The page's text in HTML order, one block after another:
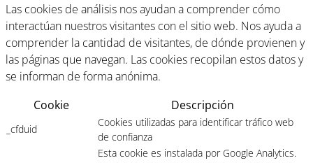
Las cookies de análisis nos ayudan a comprender cómo
interactúan nuestros visitantes con el sitio web. Nos ayuda a
comprender la cantidad de visitantes, de dónde provienen y
las páginas que navegan. Las cookies recopilan estos datos y
se informan de forma anónima.
Cookie
Descripción
_cfduid
Cookies utilizadas para identificar tráfico web
de confianza
Esta cookie es instalada por Google Analytics.